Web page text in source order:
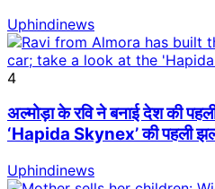
Uphindinews
4
अल्मोड़ा के रवि ने बनाई देश की
‘Hapida Skynex’ की पहली
Uphindinews